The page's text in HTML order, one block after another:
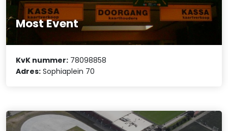
Most Event
KvK nummer: 78098858
Adres: Sophiaplein 70